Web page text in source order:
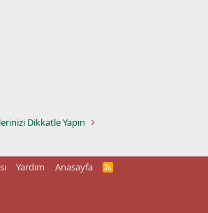
Dikkatle Yapın
Yardım Anasayfa
R